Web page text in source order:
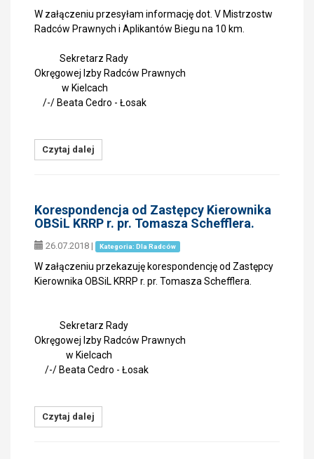
W załączeniu przesyłam informację dot. V Mistrzostw
Radców Prawnych i Aplikantów Biegu na 10 km.
Sekretarz Rady
Okręgowej Izby Radców Prawnych
w Kielcach
/-/ Beata Cedro - Łosak
Czytaj dalej
Korespondencja od Zastępcy Kierownika
OBSiL KRRP r. pr. Tomasza Schefflera.
26.07.2018 | Kategoria: Dla Radców
W załączeniu przekazuję korespondencję od Zastępcy
Kierownika OBSiL KRRP r. pr. Tomasza Schefflera.
Sekretarz Rady
Okręgowej Izby Radców Prawnych
w Kielcach
/-/ Beata Cedro - Łosak
Czytaj dalej